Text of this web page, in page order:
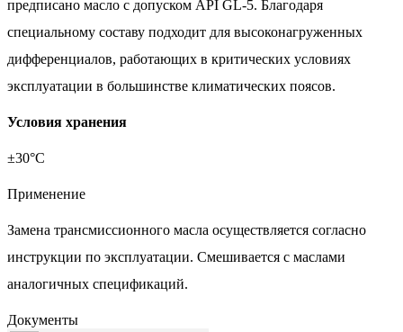
предписано масло c допуском API GL-5. Благодаря
специальному составу подходит для высоконагруженных
дифференциалов, работающих в критических условиях
эксплуатации в большинстве климатических поясов.
Условия хранения
±30°С
Применение
Замена трансмиссионного масла осуществляется согласно
инструкции по эксплуатации. Смешивается с маслами
аналогичных спецификаций.
Документы